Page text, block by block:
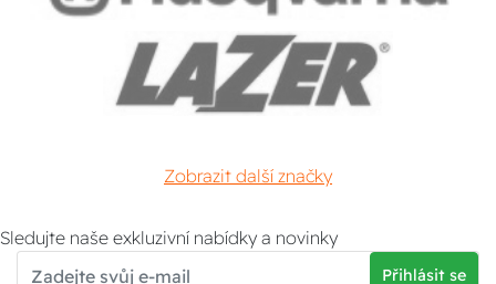
Zobrazit další značky
Sledujte naše exkluzivní nabídky a novinky
Přihlásit se